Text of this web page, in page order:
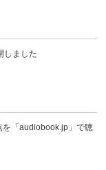
しました
を「audiobook.jp」で聴